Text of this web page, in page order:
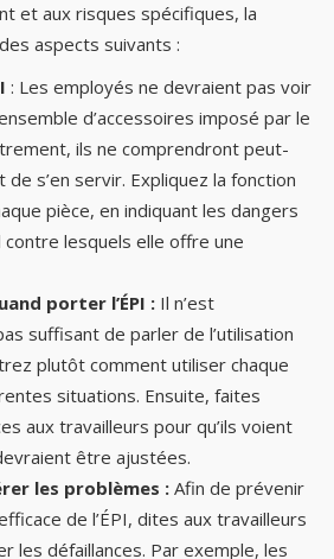
et aux risques spécifiques, la
aspects suivants :
: Les employés ne devraient pas voir
d’accessoires imposé par le
ils ne comprendront peut-
de s’en servir. Expliquez la fonction
pièce, en indiquant les dangers
contre lesquels elle offre une
porter l’ÉPI : Il n’est
suffisant de parler de l’utilisation
plutôt comment utiliser chaque
situations. Ensuite, faites
aux travailleurs pour qu’ils voient
être ajustées.
les problèmes : Afin de prévenir
de l’ÉPI, dites aux travailleurs
les défaillances. Par exemple, les